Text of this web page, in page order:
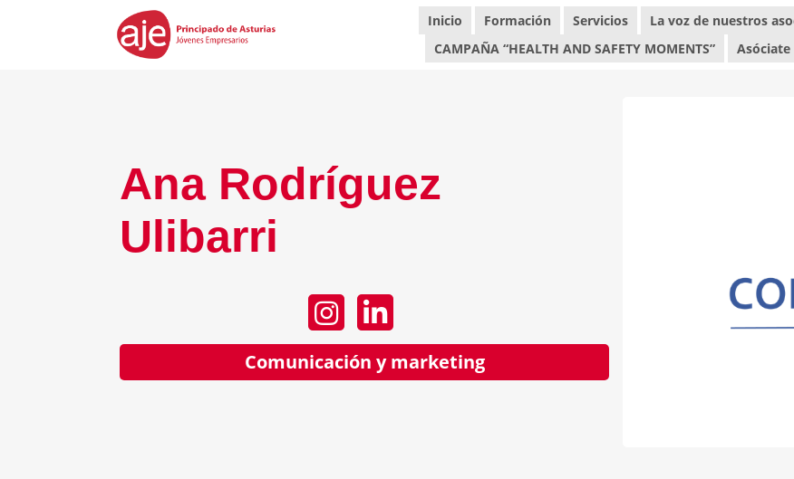
Inicio Formación Servicios La voz de nuestros
CAMPAÑA “HEALTH AND SAFETY MOMENTS”
Asóciate
Ana Rodríguez
Ulibarri
Comunicación y marketing